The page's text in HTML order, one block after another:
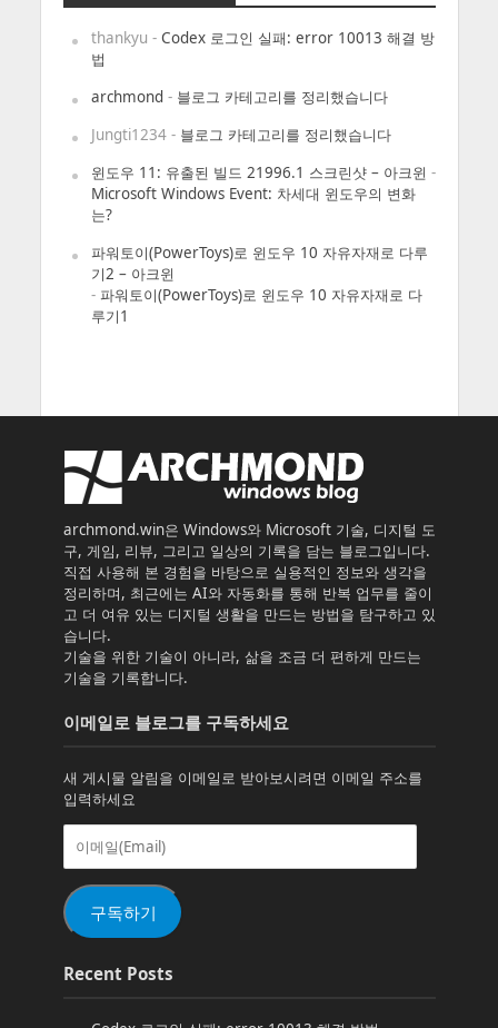
thankyu - Codex 로그인 실패: error 10013 해결 방
법
archmond- 블로그 카테고리를 정리했습니다
Jungti1234- 블로그 카테고리를 정리했습니다
윈도우 11: 유출된 빌드 21996.1 스크린샷 – 아크윈 -
Microsoft Windows Event: 차세대 윈도우의 변화
는?
파워토이(PowerToys)로 윈도우 10 자유자재로 다루
기2 – 아크윈
- 파워토이(PowerToys)로 윈도우 10 자유자재로 다
루기1
archmond.win은 Windows와 Microsoft 기술, 디지털 도
구, 게임, 리뷰, 그리고 일상의 기록을 담는 블로그입니다.
직접 사용해 본 경험을 바탕으로 실용적인 정보와 생각을
정리하며, 최근에는 AI와 자동화를 통해 반복 업무를 줄이
고 더 여유 있는 디지털 생활을 만드는 방법을 탐구하고 있
습니다.
기술을 위한 기술이 아니라, 삶을 조금 더 편하게 만드는
기술을 기록합니다.
이메일로 블로그를 구독하세요
새 게시물 알림을 이메일로 받아보시려면 이메일 주소를
입력하세요
(Email)
구독하기
Recent Posts